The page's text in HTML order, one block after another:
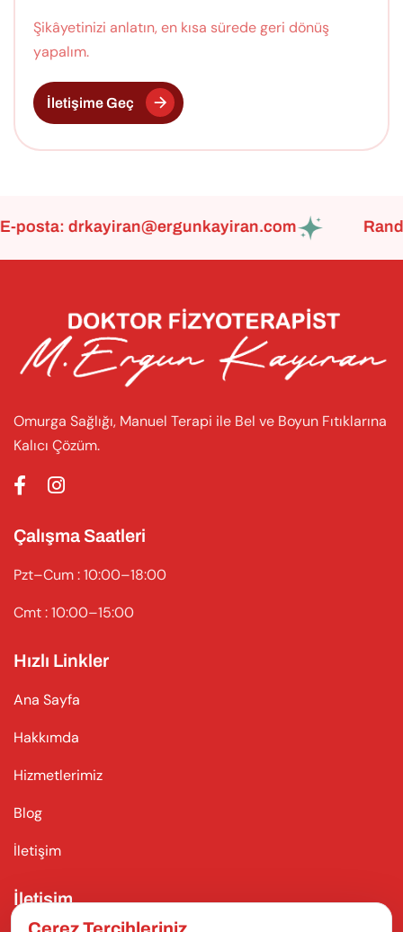
Şikâyetinizi anlatın, en kısa sürede geri dönüş
yapalım.
İletişime Geç
drkayiran@ergunkayiran.com
Omurga Sağlığı, Manuel Terapi ile Bel ve Boyun Fıtıklarına
Kalıcı Çözüm.
Çalışma Saatleri
Pzt–Cum : 10:00–18:00
Cmt : 10:00–15:00
Hızlı Linkler
Ana Sayfa
Hakkımda
Hizmetlerimiz
Blog
İletişim
İletişim